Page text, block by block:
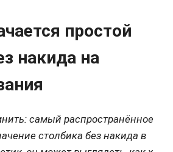
простой
накида на
самый распространённое
столбика без накида в